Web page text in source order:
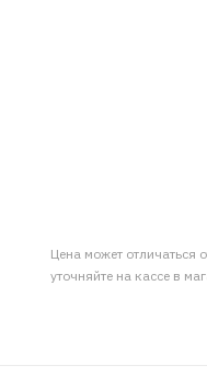
Цена может отличаться
уточняйте на кассе в